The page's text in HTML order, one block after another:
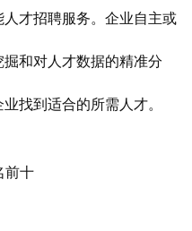
才招聘服务。企业自主或
和对人才数据的精准分
找到适合的所需人才。
前十